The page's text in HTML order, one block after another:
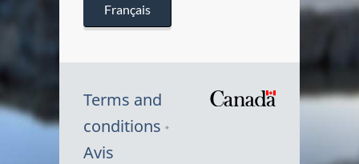
Français
Terms and
conditions
Avis